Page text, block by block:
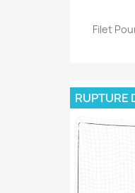
Filet
RUPTURE